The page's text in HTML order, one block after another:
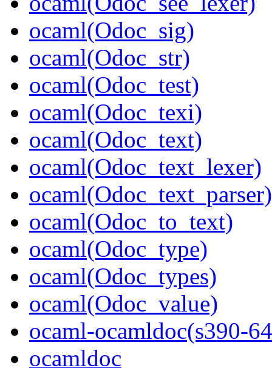
ocaml(Odoc_sig)
ocaml(Odoc_str)
ocaml(Odoc_test)
ocaml(Odoc_texi)
ocaml(Odoc_text)
ocaml(Odoc_text_lexer)
ocaml(Odoc_text_parser)
ocaml(Odoc_to_text)
ocaml(Odoc_type)
ocaml(Odoc_types)
ocaml(Odoc_value)
ocaml-ocamldoc(s390-
ocamldoc